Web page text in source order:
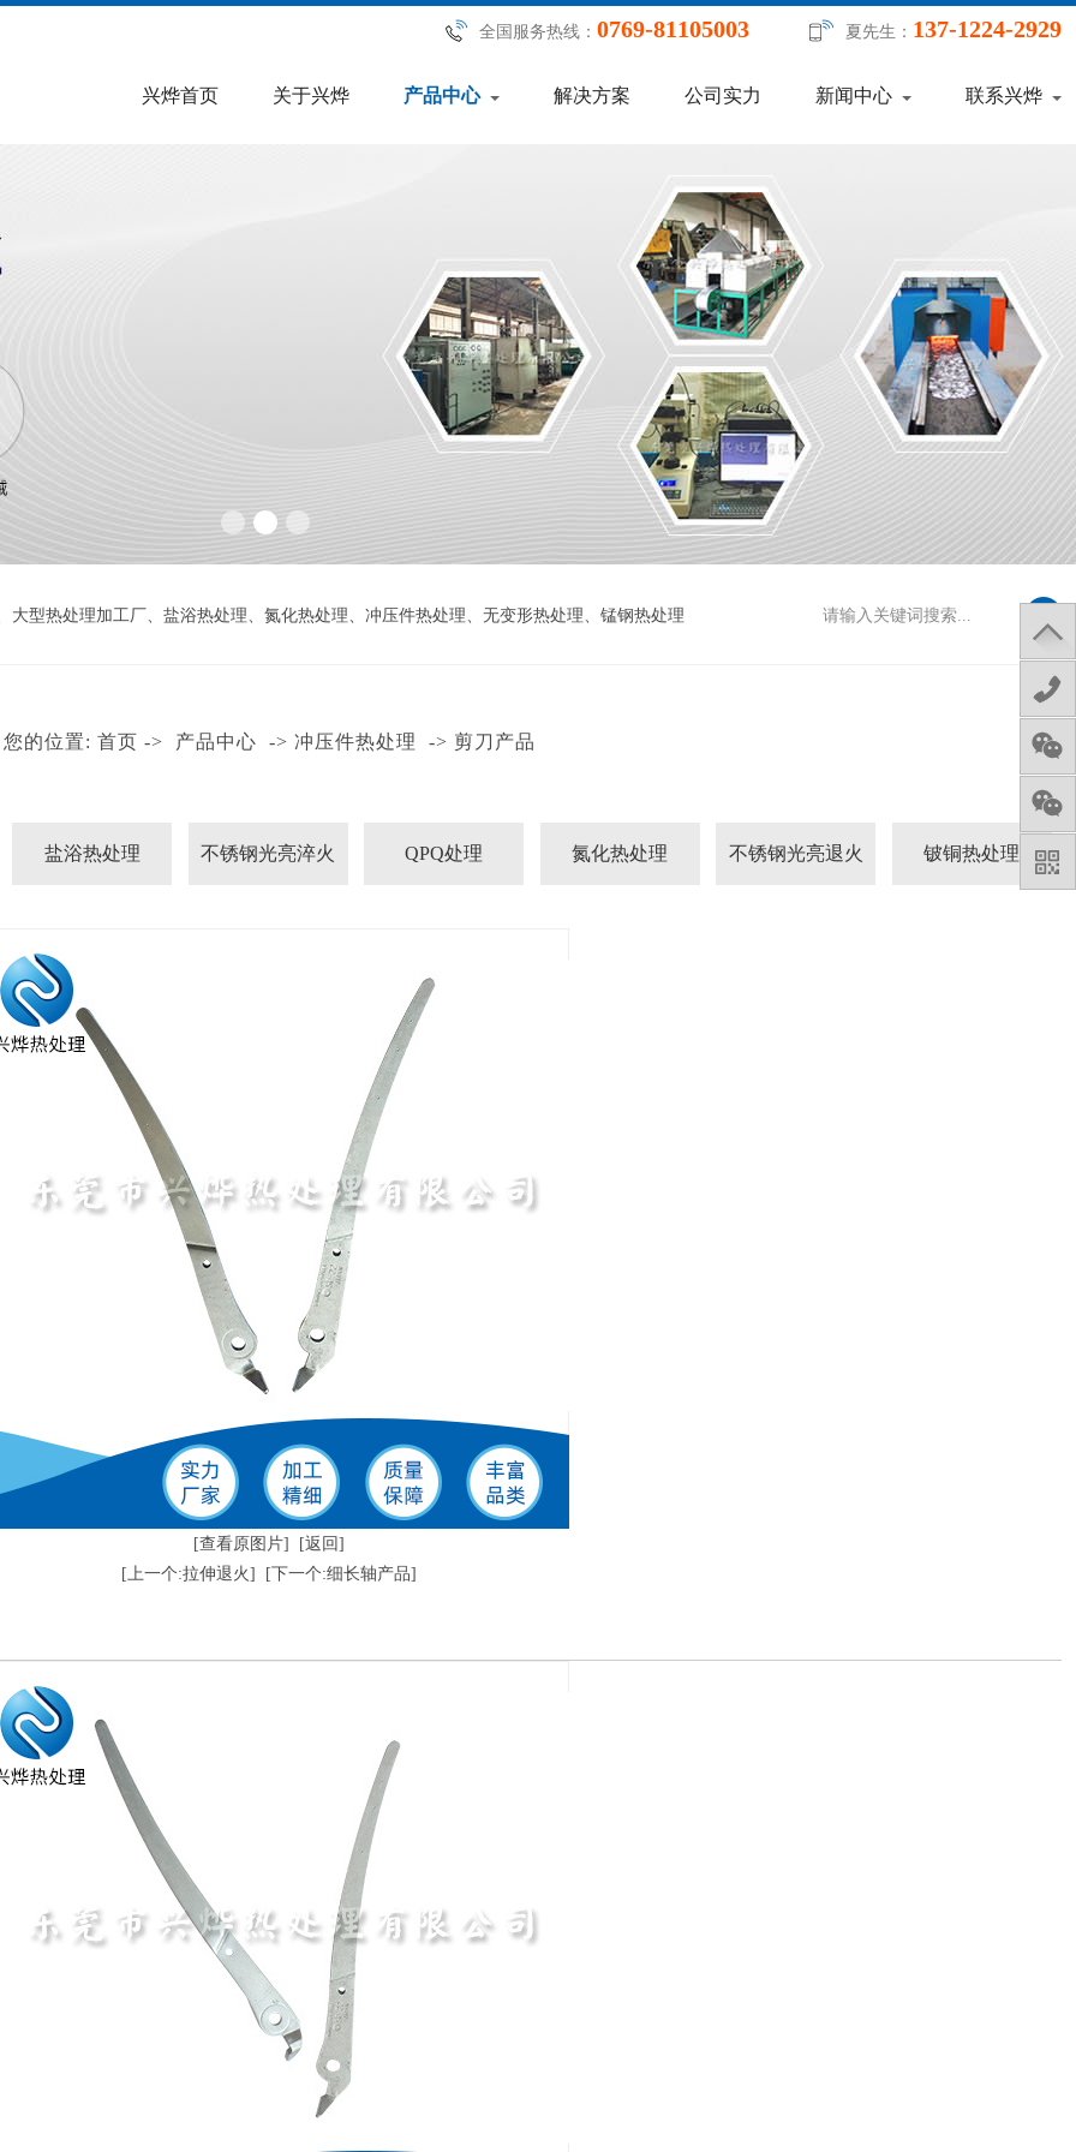
全国服务热线： 0769-81105003 夏先生： 137-1224-2929
兴烨首页 关于兴烨 产品中心 解决方案 公司实力 新闻中心 联系兴烨
大型热处理加工厂、 盐浴热处理、 氮化热处理、 冲压件热处理、 无变形热处理、 锰钢热处理
您的位置: 首页 -> 产品中心 -> 冲压件热处理 -> 剪刀产品
盐浴热处理 不锈钢光亮淬火 QPQ处理 氮化热处理 不锈钢光亮退火 铍铜热处理
[查看原图片]
[返回]
[上一个:拉伸退火]
[下一个:细长轴产品]